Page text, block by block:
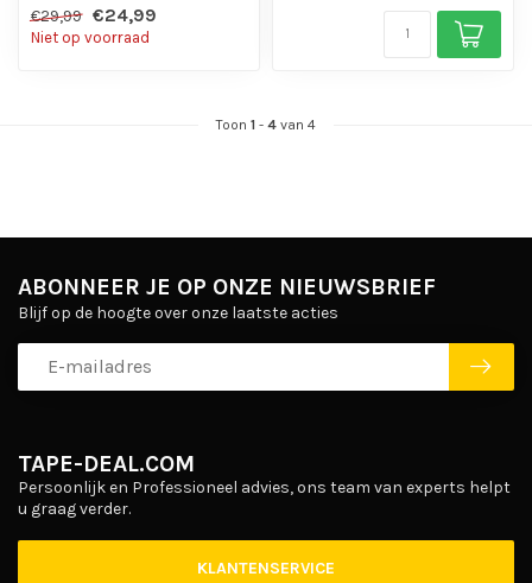
€29,99 €24,99
Niet op voorraad
Toon 1 - 4 van 4
TAPE-DEAL.COM
Persoonlijk en Professioneel advies, ons team van experts helpt
u graag verder.
KLANTENSERVICE
ABONNEER JE OP ONZE NIEUWSBRIEF
Blijf op de hoogte over onze laatste acties